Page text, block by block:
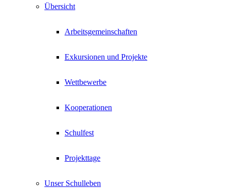
Übersicht
Arbeitsgemeinschaften
Exkursionen und Projekte
Wettbewerbe
Kooperationen
Schulfest
Projekttage
Unser Schulleben